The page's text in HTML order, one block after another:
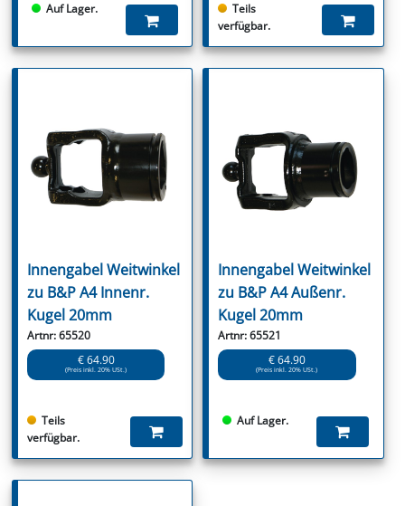
Auf Lager.
Teils
verfügbar.
Innengabel Weitwinkel
zu B&P A4 Innenr.
Kugel 20mm
Artnr: 65520
€ 64.90
(Preis inkl. 20% USt.)
Teils
verfügbar.
Innengabel Weitwinkel
zu B&P A4 Außenr.
Kugel 20mm
Artnr: 65521
€ 64.90
(Preis inkl. 20% USt.)
Auf Lager.